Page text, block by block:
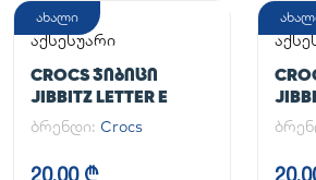
ახალი
აქსესუარი
CROCS ᲯᲘᲑᲘᲪᲘ
JIBBITZ LETTER E
ბრენდი: Crocs
20,00 ₾